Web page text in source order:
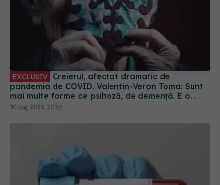
EXCLUSIV
pandemia de COVID. Valentin-Veron Toma: Sunt
mai multe forme de psihoză, de demență. E o
accelerare a unor fenomene care păreau să fie
30 aug 2023, 20:55